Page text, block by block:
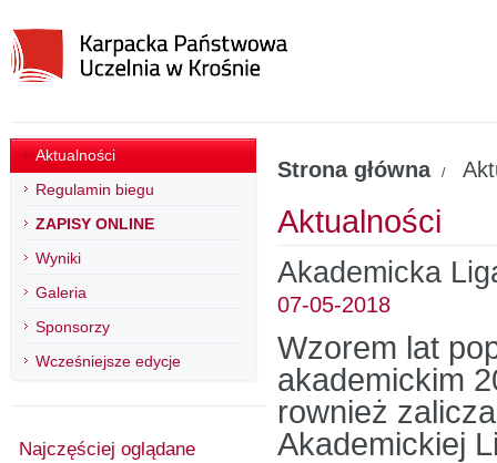
Aktualności
Regulamin biegu
ZAPISY ONLINE
Wyniki
Galeria
Sponsorzy
Wcześniejsze edycje
Najczęściej oglądane
Strona główna /
Aktualności
Akademicka
07-05-2018
Wzorem lat
akademickim
rownież
Akademickiej